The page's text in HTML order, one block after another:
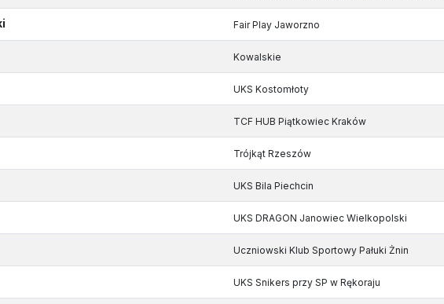
Fair Play Jaworzno
Kowalskie
UKS Kostomłoty
TCF HUB Piątkowiec Kraków
Trójkąt Rzeszów
UKS Bila Piechcin
UKS DRAGON Janowiec Wielkopolski
Uczniowski Klub Sportowy Pałuki Żnin
UKS Snikers przy SP w Rękoraju